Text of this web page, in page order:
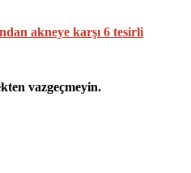
akneye karşı 6 tesirli
vazgeçmeyin.